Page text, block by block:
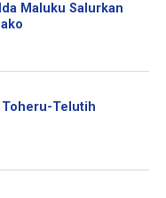
Maluku Salurkan
Toheru-Telutih